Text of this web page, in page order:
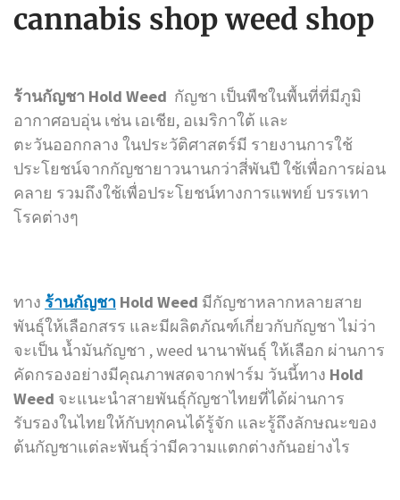
cannabis shop weed shop
ร้านกัญชา Hold Weed กัญชา เป็นพืชในพื้นที่ที่มีภูมิ
อากาศอบอุ่น เช่น เอเชีย, อเมริกาใต้ และ
ตะวันออกกลาง ในประวัติศาสตร์มี รายงานการใช้
ประโยชน์จากกัญชายาวนานกว่าสี่พันปี ใช้เพื่อการผ่อน
คลาย รวมถึงใช้เพื่อประโยชน์ทางการแพทย์ บรรเทา
โรคต่างๆ
ทาง ร้านกัญชา Hold Weed มีกัญชาหลากหลายสาย
พันธุ์ให้เลือกสรร และมีผลิตภัณฑ์เกี่ยวกับกัญชา ไม่ว่า
จะเป็น น้ำมันกัญชา , weed นานาพันธุ์ ให้เลือก ผ่านการ
คัดกรองอย่างมีคุณภาพสดจากฟาร์ม วันนี้ทาง Hold
Weed จะแนะนำสายพันธุ์กัญชาไทยที่ได้ผ่านการ
รับรองในไทยให้กับทุกคนได้รู้จัก และรู้ถึงลักษณะของ
ต้นกัญชาแต่ละพันธุ์ว่ามีความแตกต่างกันอย่างไร